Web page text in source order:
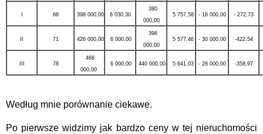
66 398 000,00 6 030,30
380
000,00
5 757,58 - 18 000,00 - 272,73
71 426 000,00 6 000,00
396
000,00
5 577,46 - 30 000,00 -422,54
78
468
000,00
6 000,00 440 000,00 5 641,03 - 28 000,00 -358,97
Według mnie porównanie ciekawe.
Po pierwsze widzimy jak bardzo ceny w tej nieruchomości